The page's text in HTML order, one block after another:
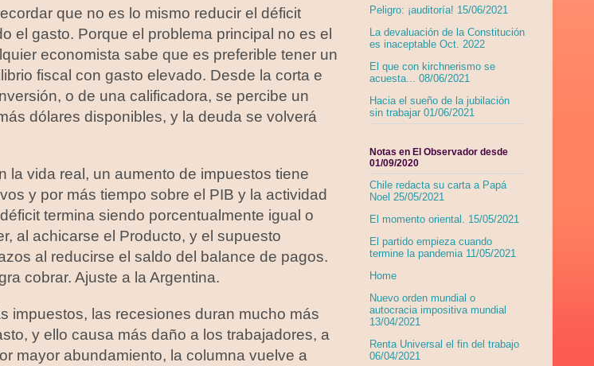
que no es lo mismo reducir el déficit
el gasto. Porque el problema principal no es el
economista sabe que es preferible tener un
fiscal con gasto elevado. Desde la corta e
o de una calificadora, se percibe un
dólares disponibles, y la deuda se volverá
la vida real, un aumento de impuestos tiene
y por más tiempo sobre el PIB y la actividad
termina siendo porcentualmente igual o
al achicarse el Producto, y el supuesto
al reducirse el saldo del balance de pagos.
cobrar. Ajuste a la Argentina.
impuestos, las recesiones duran mucho más
y ello causa más daño a los trabajadores, a
mayor abundamiento, la columna vuelve a
Peligro: ¡auditoría! 15/06/2021
La devaluación de la Constitución
es inaceptable Oct. 2022
El que con kirchnerismo se
acuesta... 08/06/2021
Hacia el sueño de la jubilación
sin trabajar 01/06/2021
Notas en El Observador desde
01/09/2020
Chile redacta su carta a Papá
Noel 25/05/2021
El momento oriental. 15/05/2021
El partido empieza cuando
termine la pandemia 11/05/2021
Home
Nuevo orden mundial o
autocracia impositiva mundial
13/04/2021
Renta Universal el fin del trabajo
06/04/2021